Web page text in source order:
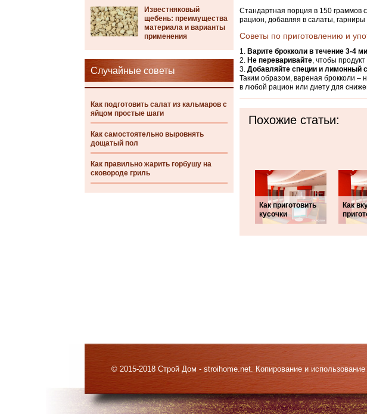
Известняковый
щебень: преимущества
материала и варианты
применения
Случайные советы
Как подготовить салат из кальмаров с
яйцом простые шаги
Как самостоятельно выровнять
дощатый пол
Как правильно жарить горбушу на
сковороде гриль
Стандартная порция в 150 граммов
рацион, добавляя в салаты,
Советы по приготовлению и
Варите брокколи в течение 3-4
Не переваривайте, чтобы
Добавляйте специи и лимонный
Таким образом, вареная брокколи –
в любой рацион или диету для
Похожие статьи:
Как приготовить
кусочки
Как
© 2015-2018 Строй Дом - stroihome.net. Копирование и